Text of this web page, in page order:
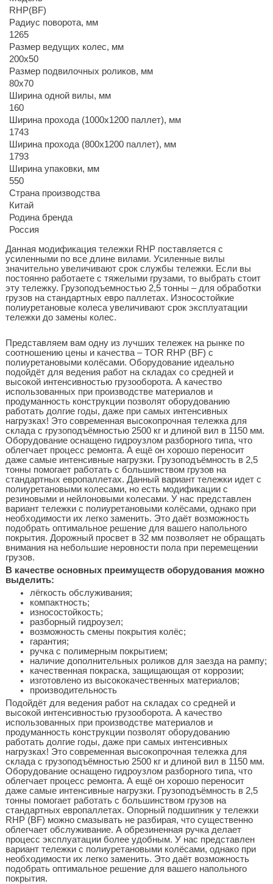
RHP(BF)
Радиус поворота, мм
1265
Размер ведущих колес, мм
200х50
Размер подвилочных роликов, мм
80х70
Ширина одной вилы, мм
160
Ширина прохода (1000х1200 паллет), мм
1743
Ширина прохода (800х1200 паллет), мм
1793
Ширина упаковки, мм
550
Страна производства
Китай
Родина бренда
Россия
Данная модификация тележки RHP поставляется с
усиленными по все длине вилами. Усиленные вилы
значительно увеличивают срок службы тележки. Если вы
постоянно работаете с тяжелыми грузами, то выбрать стоит
эту тележку. Грузоподъемностью 2,5 тонны – для обработки
грузов на стандартных евро паллетах. Износостойкие
полиуретановые колеса увеличивают срок эксплуатации
тележки до замены колес.
Представляем вам одну из лучших тележек на рынке по
соотношению цены и качества – TOR RHP (BF) с
полиуретановыми колёсами. Оборудование идеально
подойдёт для ведения работ на складах со средней и
высокой интенсивностью грузооборота. А качество
использованных при производстве материалов и
продуманность конструкции позволят оборудованию
работать долгие годы, даже при самых интенсивных
нагрузках! Это современная высокопрочная тележка для
склада с грузоподъёмностью 2500 кг и длиной вил в 1150 мм.
Оборудование оснащено гидроузлом разборного типа, что
облегчает процесс ремонта. А ещё он хорошо переносит
даже самые интенсивные нагрузки. Грузоподъёмность в 2,5
тонны помогает работать с большинством грузов на
стандартных европаллетах. Данный вариант тележки идет с
полиуретановыми колесами, но есть модификации с
резиновыми и нейлоновыми колесами. У нас представлен
вариант тележки с полиуретановыми колёсами, однако при
необходимости их легко заменить. Это даёт возможность
подобрать оптимальное решение для вашего напольного
покрытия. Дорожный просвет в 32 мм позволяет не обращать
внимания на небольшие неровности пола при перемещении
грузов.
В качестве основных преимуществ оборудования можно
выделить:
лёгкость обслуживания;
компактность;
износостойкость;
разборный гидроузел;
возможность смены покрытия колёс;
гарантия;
ручка с полимерным покрытием;
наличие дополнительных роликов для заезда на рампу;
качественная покраска, защищающая от коррозии;
изготовлено из высококачественных материалов;
производительность
Подойдёт для ведения работ на складах со средней и
высокой интенсивностью грузооборота. А качество
использованных при производстве материалов и
продуманность конструкции позволят оборудованию
работать долгие годы, даже при самых интенсивных
нагрузках! Это современная высокопрочная тележка для
склада с грузоподъёмностью 2500 кг и длиной вил в 1150 мм.
Оборудование оснащено гидроузлом разборного типа, что
облегчает процесс ремонта. А ещё он хорошо переносит
даже самые интенсивные нагрузки. Грузоподъёмность в 2,5
тонны помогает работать с большинством грузов на
стандартных европаллетах. Опорный подшипник у тележки
RHP (BF) можно смазывать не разбирая, что существенно
облегчает обслуживание. А обрезиненная ручка делает
процесс эксплуатации более удобным. У нас представлен
вариант тележки с полиуретановыми колёсами, однако при
необходимости их легко заменить. Это даёт возможность
подобрать оптимальное решение для вашего напольного
покрытия.